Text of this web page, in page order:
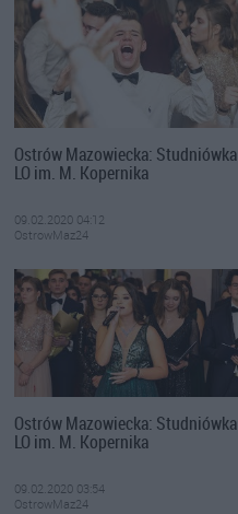
Ostrów Mazowiecka: Studniówka
LO im. M. Kopernika
09.02.2020 04:12
OstrowMaz24
Ostrów Mazowiecka: Studniówka
LO im. M. Kopernika
09.02.2020 03:54
OstrowMaz24